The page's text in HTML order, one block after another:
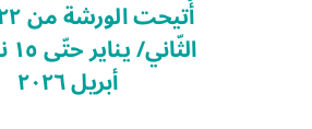
أبريل ٢٠٢٦